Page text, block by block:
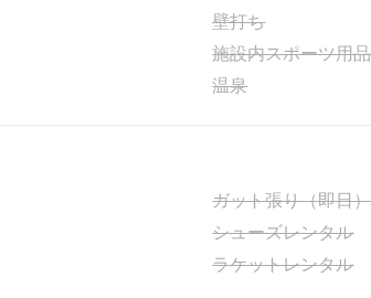
壁打ち
施設内スポーツ用
温泉
ガット張り（即日）
シューズレンタル
ラケットレンタル